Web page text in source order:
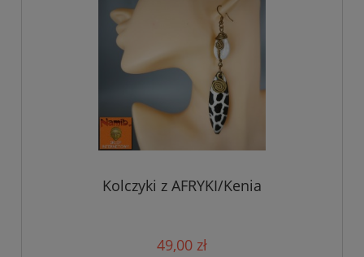
Kolczyki z AFRYKI/Kenia
49,00 zł